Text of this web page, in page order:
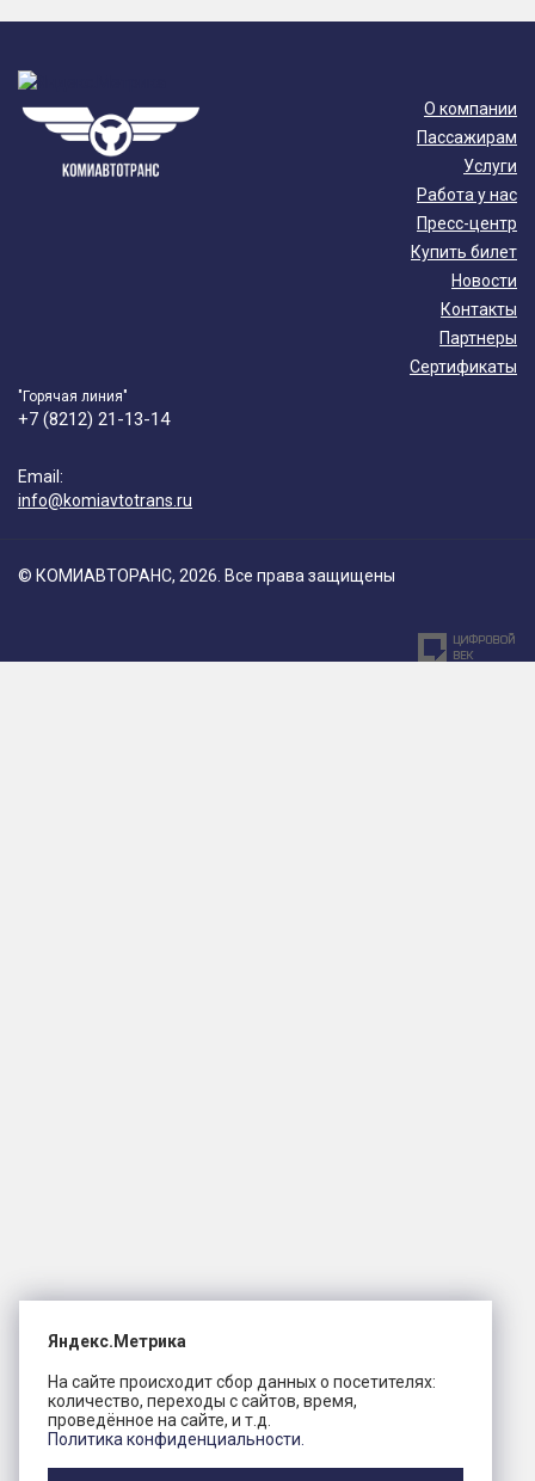
О компании
Пассажирам
Услуги
Работа у нас
Пресс-центр
Купить билет
Новости
Контакты
Партнеры
Сертификаты
"Горячая линия"
+7 (8212) 21-13-14
Email:
info@komiavtotrans.ru
© КОМИАВТОРАНС, 2026. Все права защищены
Яндекс.Метрика
На сайте происходит сбор данных о посетителях:
количество, переходы с сайтов, время,
проведённое на сайте, и т.д.
Политика конфиденциальности.